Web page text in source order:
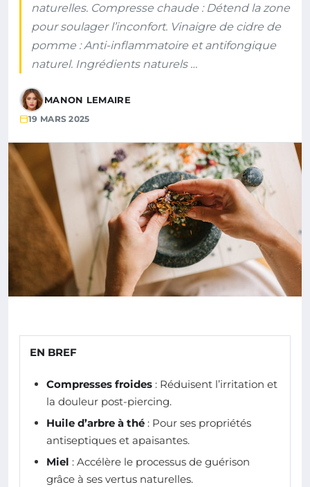
naturelles. Compresse chaude : Détend la zone
pour soulager l’inconfort. Vinaigre de cidre de
pomme : Anti-inflammatoire et antifongique
naturel. Ingrédients naturels …
MANON LEMAIRE
19 MARS 2025
EN BREF
Compresses froides : Réduisent l’irritation et
la douleur post-piercing.
Huile d’arbre à thé : Pour ses propriétés
antiseptiques et apaisantes.
Miel : Accélère le processus de guérison
grâce à ses vertus naturelles.